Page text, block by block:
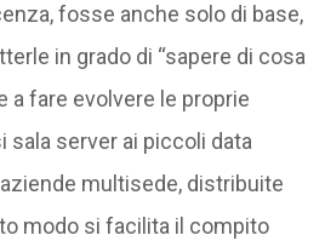
fosse anche solo di base,
in grado di “sapere di cosa
a fare evolvere le proprie
sala server ai piccoli data
multisede, distribuite
modo si facilita il compito